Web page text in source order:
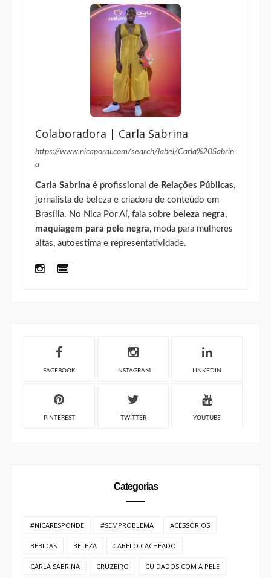
Colaboradora | Carla Sabrina
https://www.nicaporai.com/search/label/Carla%20Sabrin
a
Carla Sabrina é profissional de Relações Públicas,
jornalista de beleza e criadora de conteúdo em
Brasília. No Nica Por Aí, fala sobre beleza negra,
maquiagem para pele negra, moda para mulheres
altas, autoestima e representatividade.
FACEBOOK INSTAGRAM LINKEDIN
PINTEREST TWITTER YOUTUBE
Categorias
#NICARESPONDE #SEMPROBLEMA ACESSÓRIOS
BEBIDAS BELEZA CABELO CACHEADO
CARLA SABRINA CRUZEIRO CUIDADOS COM A PELE